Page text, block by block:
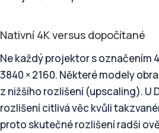
Nativní 4K versus dopočítané
Ne každý projektor s označením
3840 × 2160. Některé modely
z nižšího rozlišení (upscaling). U
rozlišení citlivá věc kvůli
proto skutečné rozlišení radši